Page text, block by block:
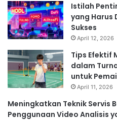
Istilah
yang Harus
Sukses
April 12, 2026
Tips Efektif
dalam
untuk
April 11, 2026
Meningkatkan Teknik Servis
Penggunaan Video Analisis